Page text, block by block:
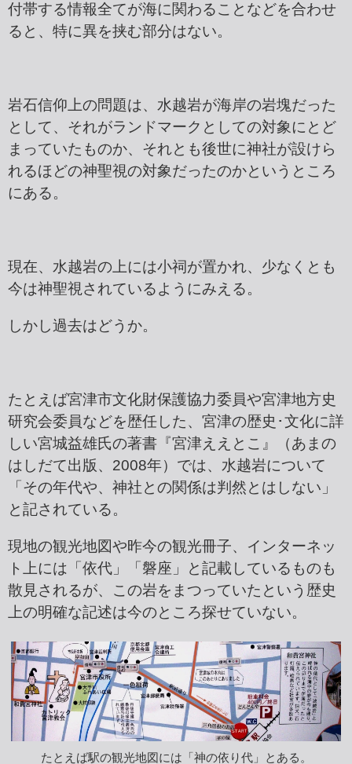
付帯する情報全てが海に関わることなどを合わせ
ると、特に異を挟む部分はない。
岩石信仰上の問題は、水越岩が海岸の岩塊だった
として、それがランドマークとしての対象にとど
まっていたものか、それとも後世に神社が設けら
れるほどの神聖視の対象だったのかというところ
にある。
現在、水越岩の上には小祠が置かれ、少なくとも
今は神聖視されているようにみえる。
しかし過去はどうか。
たとえば宮津市文化財保護協力委員や宮津地方史
研究会委員などを歴任した、宮津の歴史･文化に詳
しい宮城益雄氏の著書『宮津ええとこ』（あまの
はしだて出版、2008年）では、水越岩について
「その年代や、神社との関係は判然とはしない」
と記されている。
現地の観光地図や昨今の観光冊子、インターネッ
ト上には「依代」「磐座」と記載しているものも
散見されるが、この岩をまつっていたという歴史
上の明確な記述は今のところ探せていない。
たとえば駅の観光地図には「神の依り代」とある。